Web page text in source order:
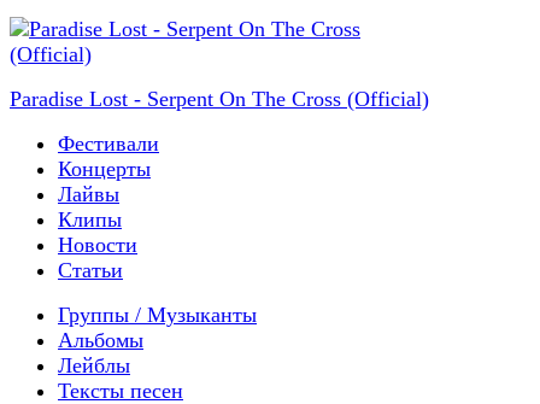
Paradise Lost - Serpent On The Cross (Official)
Фестивали
Концерты
Лайвы
Клипы
Новости
Статьи
Группы / Музыканты
Альбомы
Лейблы
Тексты песен